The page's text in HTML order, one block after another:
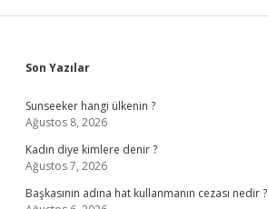
Sidebar
Son Yazılar
Sunseeker hangi ülkenin ?
Ağustos 8, 2026
Kadın diye kimlere denir ?
Ağustos 7, 2026
Başkasının adına hat kullanmanın cezası nedir ?